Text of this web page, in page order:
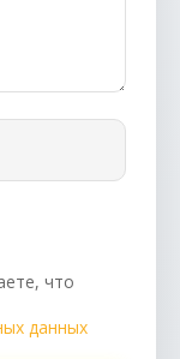
что
данных